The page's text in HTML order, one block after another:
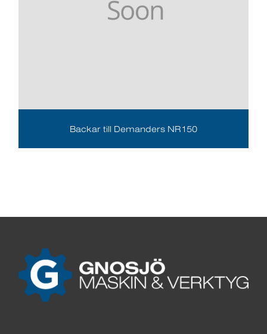
Backar till Demanders NR150